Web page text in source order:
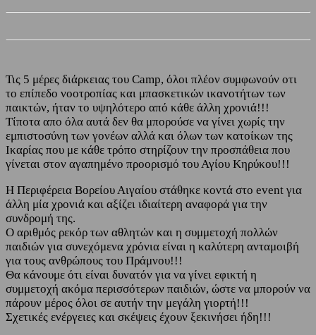
Τις 5 μέρες διάρκειας του Camp, όλοι πλέον συμφωνούν οτι
το επίπεδο νοοτροπίας και μπασκετικών ικανοτήτων των
παικτών, ήταν το υψηλότερο από κάθε άλλη χρονιά!!!
Τίποτα απο όλα αυτά δεν θα μπορούσε να γίνει χωρίς την
εμπιστοσύνη των γονέων αλλά και όλων των κατοίκων της
Ικαρίας που με κάθε τρόπο στηρίζουν την προσπάθεια που
γίνεται στον αγαπημένο προορισμό του Αγίου Κηρύκου!!!
Η Περιφέρεια Βορείου Αιγαίου στάθηκε κοντά στο event για
άλλη μία χρονιά και αξίζει ιδιαίτερη αναφορά για την
συνδρομή της.
Ο αριθμός ρεκόρ των αθλητών και η συμμετοχή πολλών
παιδιών για συνεχόμενα χρόνια είναι η καλύτερη ανταμοιβή
για τους ανθρώπους του Πράμνου!!!
Θα κάνουμε ότι είναι δυνατόν για να γίνει εφικτή η
συμμετοχή ακόμα περισσότερων παιδιών, ώστε να μπορούν να
πάρουν μέρος όλοι σε αυτήν την μεγάλη γιορτή!!!
Σχετικές ενέργειες και σκέψεις έχουν ξεκινήσει ήδη!!!